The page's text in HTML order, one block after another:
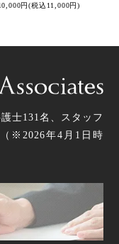
円(税込11,000円)
士131名、スタッフ
※2026年4月1日時